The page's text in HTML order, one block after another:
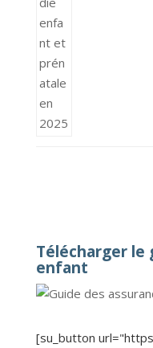
Télécharger le
enfant
[su_button